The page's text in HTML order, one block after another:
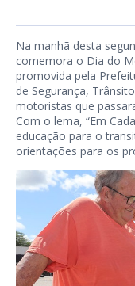
Na manhã desta
comemora o Dia do
promovida pela
de Segurança,
motoristas que
Com o lema, “Em
educação para o
orientações para os